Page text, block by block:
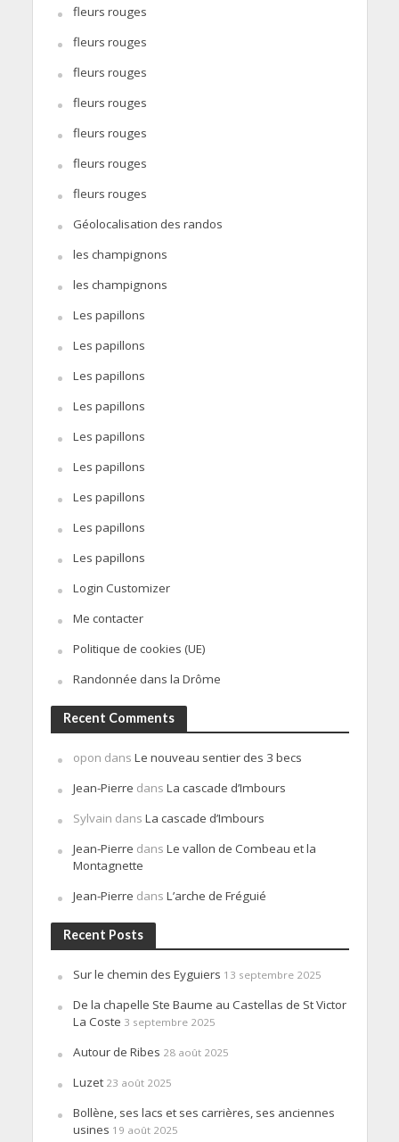
fleurs rouges
fleurs rouges
fleurs rouges
fleurs rouges
fleurs rouges
fleurs rouges
fleurs rouges
Géolocalisation des randos
les champignons
les champignons
Les papillons
Les papillons
Les papillons
Les papillons
Les papillons
Les papillons
Les papillons
Les papillons
Les papillons
Login Customizer
Me contacter
Politique de cookies (UE)
Randonnée dans la Drôme
Recent Comments
opon dans Le nouveau sentier des 3 becs
Jean-Pierre dans La cascade d’Imbours
Sylvain dans La cascade d’Imbours
Jean-Pierre dans Le vallon de Combeau et la
Montagnette
Jean-Pierre dans L’arche de Fréguié
Recent Posts
Sur le chemin des Eyguiers 13 septembre 2025
De la chapelle Ste Baume au Castellas de St Victor
La Coste 3 septembre 2025
Autour de Ribes 28 août 2025
Luzet 23 août 2025
Bollène, ses lacs et ses carrières, ses anciennes
usines 19 août 2025